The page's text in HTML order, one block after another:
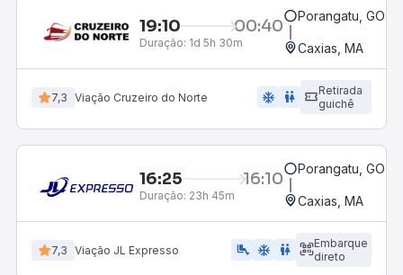
19:10 00:40
Duração: 1d 5h 30m
Porangatu, GO
Caxias, MA
7,3 Viação Cruzeiro do Norte ac_unit wc
Retirada
guichê
16:25 16:10
Duração: 23h 45m
Porangatu, GO
Caxias, MA
7,3 Viação JL Expresso airline_seat_legroom_extra ac_unit WC
Embarque
direto